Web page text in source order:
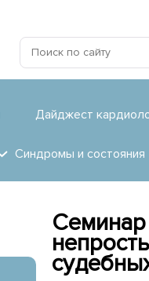
Дайджест
Синдромы и состояния